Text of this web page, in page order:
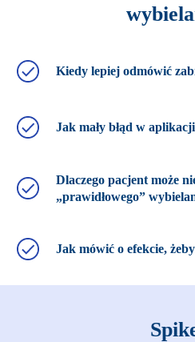
Kiedy lepiej odmówić
Jak mały błąd w
Dlaczego pacjent może
„prawidłowego”
Jak mówić o efekcie,